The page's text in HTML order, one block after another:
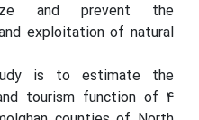
and prevent the
exploitation of natural
is to estimate the
tourism function of 4